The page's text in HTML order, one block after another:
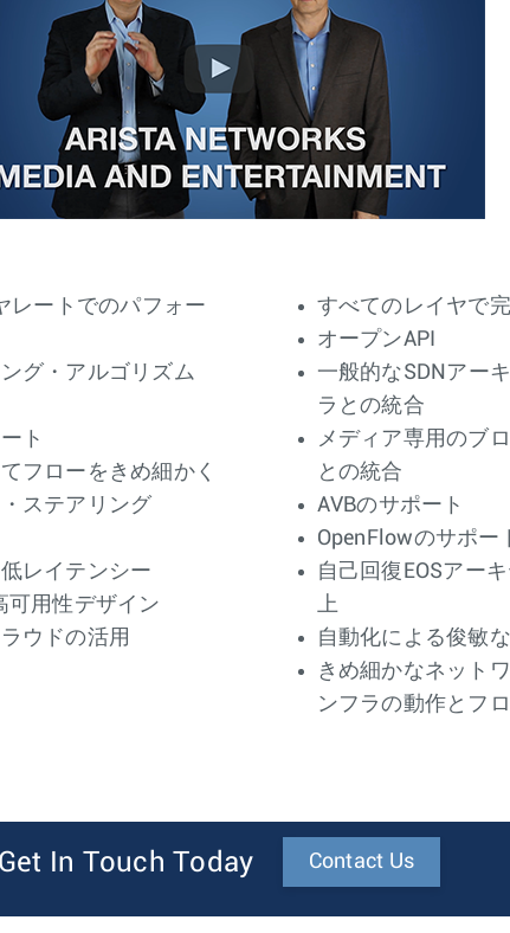
ートでのパフォー
グ・アルゴリズム
ト
フローをきめ細かく
ステアリング
レイテンシー
可用性デザイン
ウドの活用
すべてのレイヤで
オープンAPI
一般的なSDNアー
ラとの統合
メディア専用のブ
との統合
AVBのサポート
OpenFlowのサポー
自己回復EOSアー
上
自動化による俊敏
きめ細かなネット
ンフラの動作とフ
Get In Touch Today Contact Us